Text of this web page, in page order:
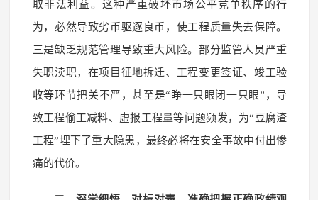
取非法利益。这种严重破坏市场公平竞争秩序的行
为，必然导致劣币驱逐良币，使工程质量失去保障。
三是缺乏规范管理导致重大风险。部分监管人员严重
失职渎职，在项目征地拆迁、工程变更签证、竣工验
收等环节把关不严，甚至是“睁一只眼闭一只眼”，导
致工程偷工减料、虚报工程量等问题频发，为“豆腐渣
工程”埋下了重大隐患，最终必将在安全事故中付出惨
痛的代价。